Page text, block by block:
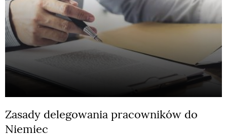
Zasady delegowania pracowników do
Niemiec